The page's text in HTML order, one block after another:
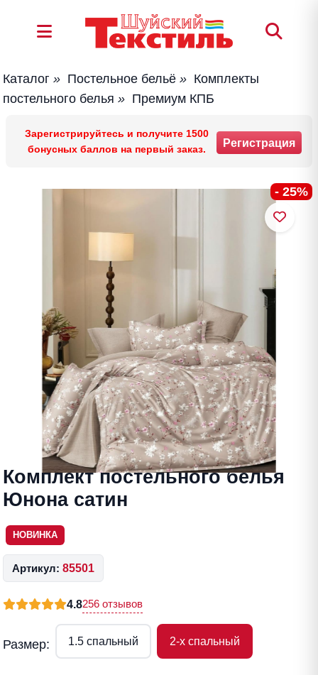
Каталог » Постельное бельё » Комплекты
постельного белья » Премиум КПБ
Зарегистрируйтесь и получите 1500
бонусных баллов на первый заказ.
Регистрация
- 25%
Комплект постельного белья
Юнона сатин
НОВИНКА
Артикул: 85501
4.8256 отзывов
Размер: 1.5 спальный 2-x спальный